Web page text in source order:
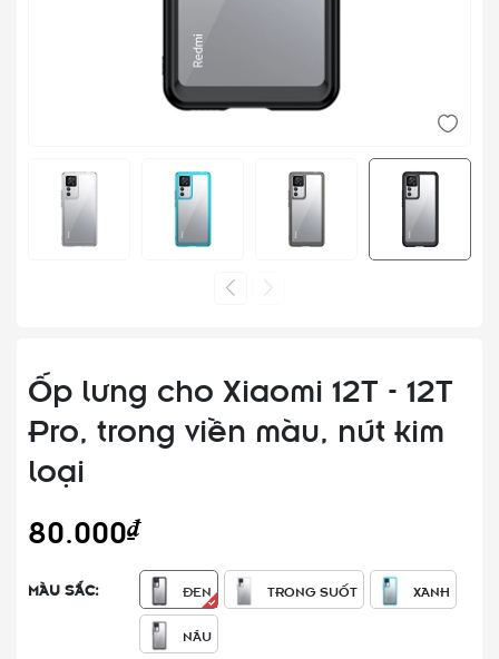
Ốp lưng cho Xiaomi 12T - 12T
Pro, trong viền màu, nút kim
loại
80.000₫
MÀU SẮC: ĐEN TRONG SUỐT XANH
NÂU